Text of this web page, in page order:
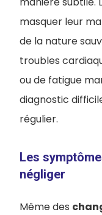
masquer leur
de la nature
troubles
ou de fatigue
diagnostic
régulier.
Les
négliger
Même des